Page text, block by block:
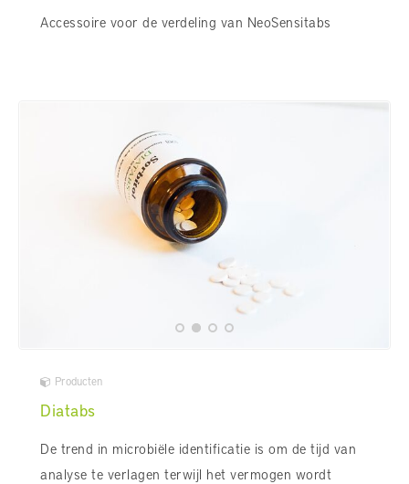
Accessoire voor de verdeling van NeoSensitabs
Producten
Diatabs
De trend in microbiële identificatie is om de tijd van
analyse te verlagen terwijl het vermogen wordt